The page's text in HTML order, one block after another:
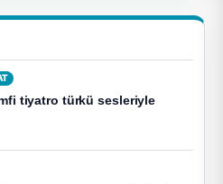
tiyatro türkü sesleriyle